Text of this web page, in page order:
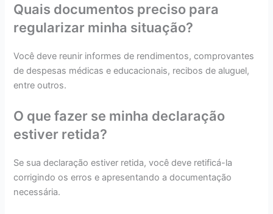
Quais documentos preciso para
regularizar minha situação?
Você deve reunir informes de rendimentos, comprovantes
de despesas médicas e educacionais, recibos de aluguel,
entre outros.
O que fazer se minha declaração
estiver retida?
Se sua declaração estiver retida, você deve retificá-la
corrigindo os erros e apresentando a documentação
necessária.